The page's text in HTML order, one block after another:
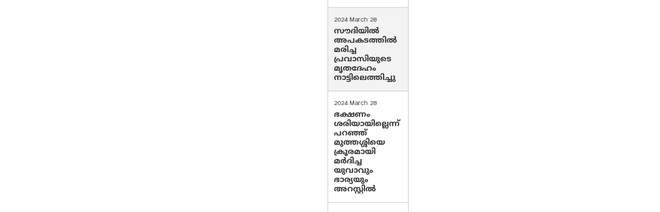
2024 March 28
സൗദിയില്‍
അപകടത്തില്‍
മരിച്ച
പ്രവാസിയുടെ
മൃതദേഹം
നാട്ടിലെത്തിച്ചു
2024 March 28
ഭക്ഷണം
ശരിയായില്ലെന്ന്
പറഞ്ഞ്
മുത്തശ്ശിയെ
ക്രൂരമായി
മര്‍ദിച്ച
യുവാവും
ഭാര്യയും
അറസ്റ്റില്‍